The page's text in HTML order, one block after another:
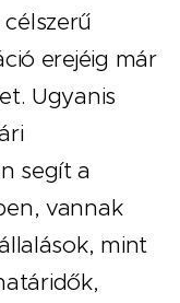
erejéig már
Ugyanis
segít a
vannak
mint